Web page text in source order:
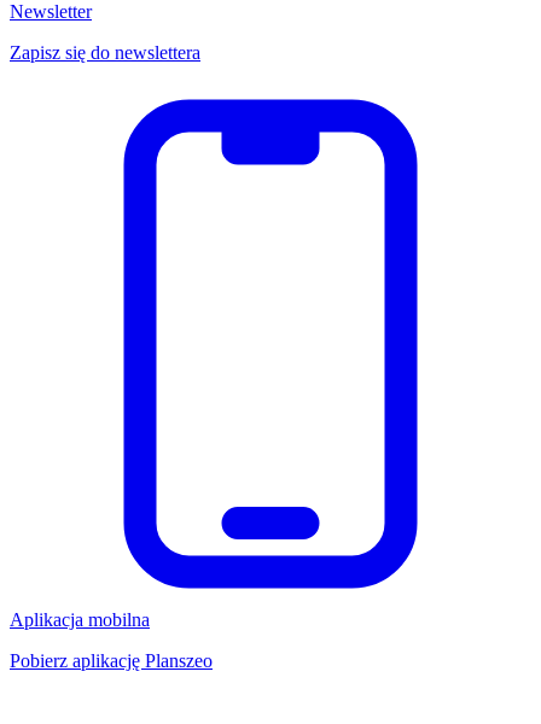
Newsletter
Zapisz się do newslettera
Aplikacja mobilna
Pobierz aplikację Planszeo